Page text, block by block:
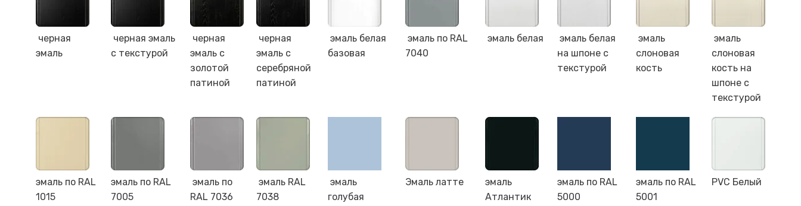
черная
эмаль
черная эмаль
с текстурой
черная
эмаль с
золотой
патиной
черная
эмаль с
серебряной
патиной
эмаль белая
базовая
эмаль по RAL
7040
эмаль белая
эмаль белая
на шпоне с
текстурой
эмаль
слоновая
кость
эмаль
слоновая
кость на
шпоне с
текстурой
эмаль по RAL
1015
эмаль по RAL
7005
эмаль по
RAL 7036
эмаль RAL
7038
эмаль
голубая
Эмаль латте
эмаль
Атлантик
эмаль по RAL
5000
эмаль по RAL
5001
PVC Белый